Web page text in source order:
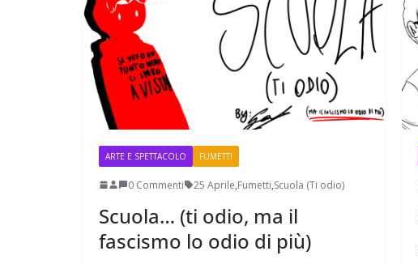
ARTE E SPETTACOLO FUMETTI
0 Commenti 25 Aprile,Fumetti,Scuola (Ti odio)
Scuola… (ti odio, ma il
fascismo lo odio di più)